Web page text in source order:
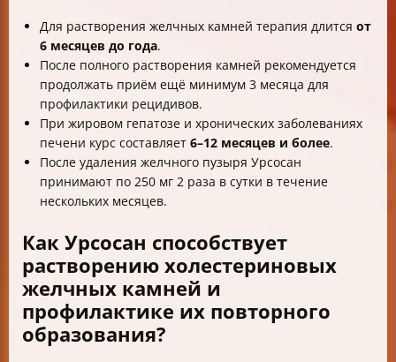
Для растворения желчных камней терапия длится от
6 месяцев до года.
После полного растворения камней рекомендуется
продолжать приём ещё минимум 3 месяца для
профилактики рецидивов.
При жировом гепатозе и хронических заболеваниях
печени курс составляет 6–12 месяцев и более.
После удаления желчного пузыря Урсосан
принимают по 250 мг 2 раза в сутки в течение
нескольких месяцев.
Как Урсосан способствует
растворению холестериновых
желчных камней и
профилактике их повторного
образования?